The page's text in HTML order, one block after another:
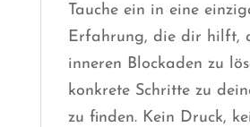
Tauche ein in eine
Erfahrung, die dir hilft,
inneren Blockaden zu
konkrete Schritte zu
zu finden. Kein Druck,